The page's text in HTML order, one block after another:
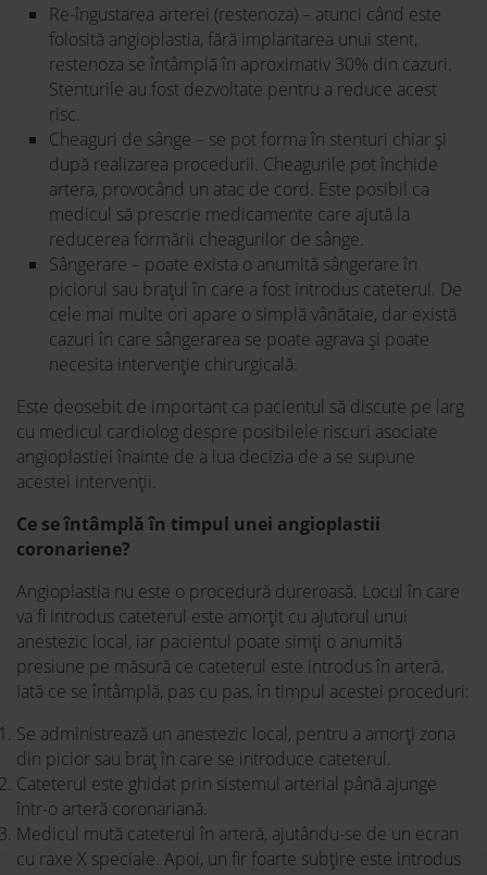
Re-îngustarea arterei (restenoza) – atunci când este
folosită angioplastia, fără implantarea unui stent,
restenoza se întâmplă în aproximativ 30% din cazuri.
Stenturile au fost dezvoltate pentru a reduce acest
risc.
Cheaguri de sânge – se pot forma în stenturi chiar și
după realizarea procedurii. Cheagurile pot închide
artera, provocând un atac de cord. Este posibil ca
medicul să prescrie medicamente care ajută la
reducerea formării cheagurilor de sânge.
Sângerare – poate exista o anumită sângerare în
piciorul sau brațul în care a fost introdus cateterul. De
cele mai multe ori apare o simplă vânătaie, dar există
cazuri în care sângerarea se poate agrava și poate
necesita intervenție chirurgicală.
Este deosebit de important ca pacientul să discute pe larg
cu medicul cardiolog despre posibilele riscuri asociate
angioplastiei înainte de a lua decizia de a se supune
acestei intervenții.
Ce se întâmplă în timpul unei angioplastii
coronariene?
Angioplastia nu este o procedură dureroasă. Locul în care
va fi introdus cateterul este amorțit cu ajutorul unui
anestezic local, iar pacientul poate simți o anumită
presiune pe măsură ce cateterul este introdus în arteră.
Iată ce se întâmplă, pas cu pas, în timpul acestei proceduri:
Se administrează un anestezic local, pentru a amorți zona
din picior sau braț în care se introduce cateterul.
Cateterul este ghidat prin sistemul arterial până ajunge
într-o arteră coronariană.
Medicul mută cateterul în arteră, ajutându-se de un ecran
cu raxe X speciale. Apoi, un fir foarte subțire este introdus